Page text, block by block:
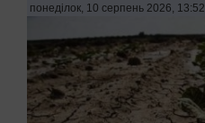
понеділок, 10 серпень 2026, 13:52